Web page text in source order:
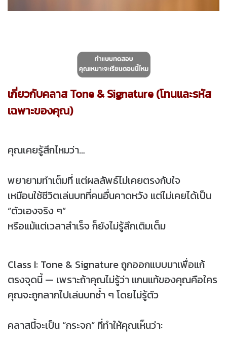
เกี่ยวกับคลาส Tone & Signature (โทนและรหัส
เฉพาะของคุณ)
คุณเคยรู้สึกไหมว่า…
พยายามทำเต็มที่ แต่ผลลัพธ์ไม่เคยตรงกับใจ
เหมือนใช้ชีวิตเล่นบทที่คนอื่นคาดหวัง แต่ไม่เคยได้เป็น
“ตัวเองจริง ๆ”
หรือแม้แต่เวลาสำเร็จ ก็ยังไม่รู้สึกเติมเต็ม
Class I: Tone & Signature ถูกออกแบบมาเพื่อแก้
ตรงจุดนี้ — เพราะถ้าคุณไม่รู้ว่า แกนแท้ของคุณคือใคร
คุณจะถูกลากไปเล่นบทซ้ำ ๆ โดยไม่รู้ตัว
คลาสนี้จะเป็น “กระจก” ที่ทำให้คุณเห็นว่า: